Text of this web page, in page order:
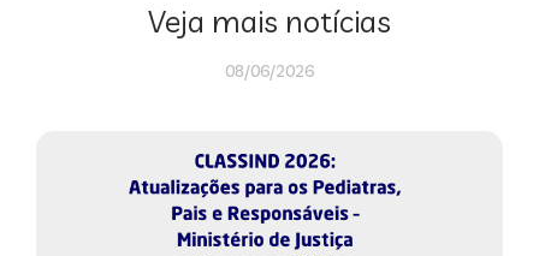
Veja mais notícias
08/06/2026